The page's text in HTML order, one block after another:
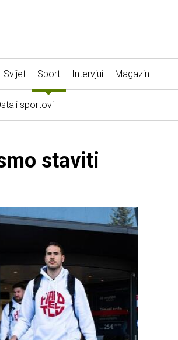
Svijet Sport Intervjui Magazin
sportovi
staviti